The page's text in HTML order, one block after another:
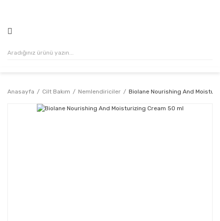
Anasayfa Cilt Bakım Nemlendiriciler Biolane Nourishing And